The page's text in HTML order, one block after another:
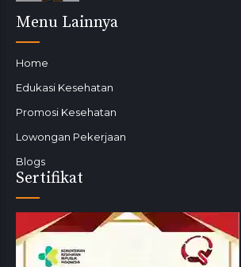
Menu Lainnya
Home
Edukasi Kesehatan
Promosi Kesehatan
Lowongan Pekerjaan
Blogs
Sertifikat